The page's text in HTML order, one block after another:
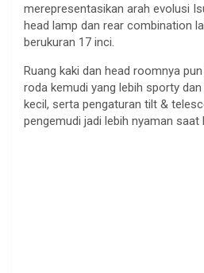
merepresentasikan arah evolusi
head lamp dan rear combination
berukuran 17 inci.
Ruang kaki dan head roomnya
roda kemudi yang lebih sporty
kecil, serta pengaturan tilt &
pengemudi jadi lebih nyaman saat